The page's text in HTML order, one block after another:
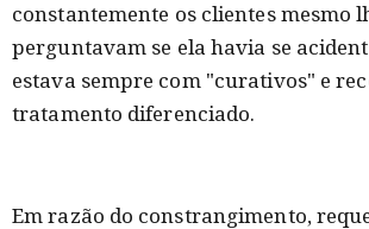
constantemente os clientes mesmo
perguntavam se ela havia se
estava sempre com "curativos" e
tratamento diferenciado.
Em razão do constrangimento,